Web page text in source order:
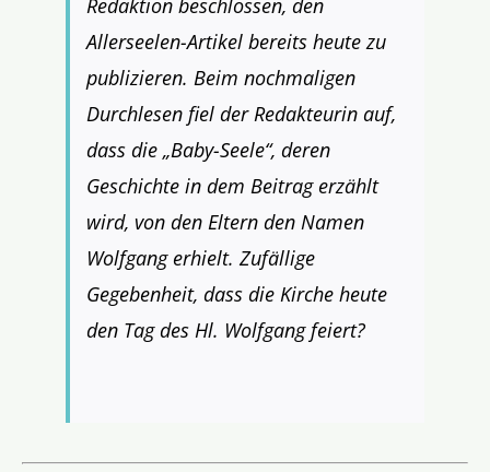
Redaktion beschlossen, den
Allerseelen-Artikel bereits heute zu
publizieren. Beim nochmaligen
Durchlesen fiel der Redakteurin auf,
dass die „Baby-Seele“, deren
Geschichte in dem Beitrag erzählt
wird, von den Eltern den Namen
Wolfgang erhielt. Zufällige
Gegebenheit, dass die Kirche heute
den Tag des Hl. Wolfgang feiert?